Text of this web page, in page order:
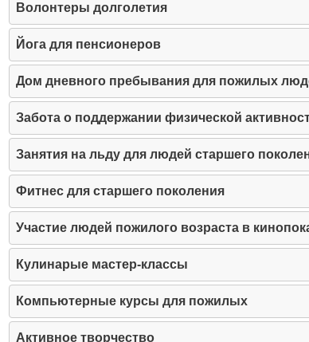
Волонтеры долголетия
Йога для пенсионеров
Дом дневного пребывания для пожилых
Забота о поддержании физической
Занятия на льду для людей старшего
Фитнес для старшего поколения
Участие людей пожилого возраста в
Кулинарые мастер-классы
Компьютерные курсы для пожилых
Активное творчество